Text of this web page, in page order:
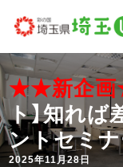
★★新企
ト】知れば
ントセミ
2025年11月28日